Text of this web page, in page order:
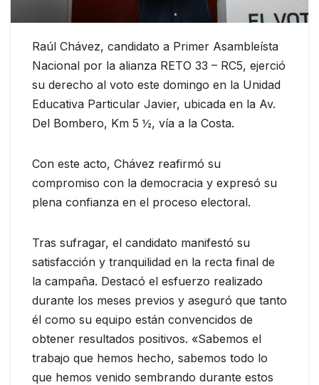
Raúl Chávez, candidato a Primer Asambleísta
Nacional por la alianza RETO 33 – RC5, ejerció
su derecho al voto este domingo en la Unidad
Educativa Particular Javier, ubicada en la Av.
Del Bombero, Km 5 ½, vía a la Costa.
Con este acto, Chávez reafirmó su
compromiso con la democracia y expresó su
plena confianza en el proceso electoral.
Tras sufragar, el candidato manifestó su
satisfacción y tranquilidad en la recta final de
la campaña. Destacó el esfuerzo realizado
durante los meses previos y aseguró que tanto
él como su equipo están convencidos de
obtener resultados positivos. «Sabemos el
trabajo que hemos hecho, sabemos todo lo
que hemos venido sembrando durante estos